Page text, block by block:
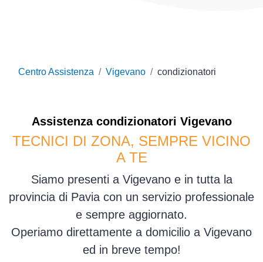
Centro Assistenza Vigevano condizionatori
Assistenza condizionatori Vigevano
TECNICI DI ZONA, SEMPRE VICINO
A TE
Siamo presenti a Vigevano e in tutta la
provincia di Pavia con un servizio professionale
e sempre aggiornato.
Operiamo direttamente a domicilio a Vigevano
ed in breve tempo!